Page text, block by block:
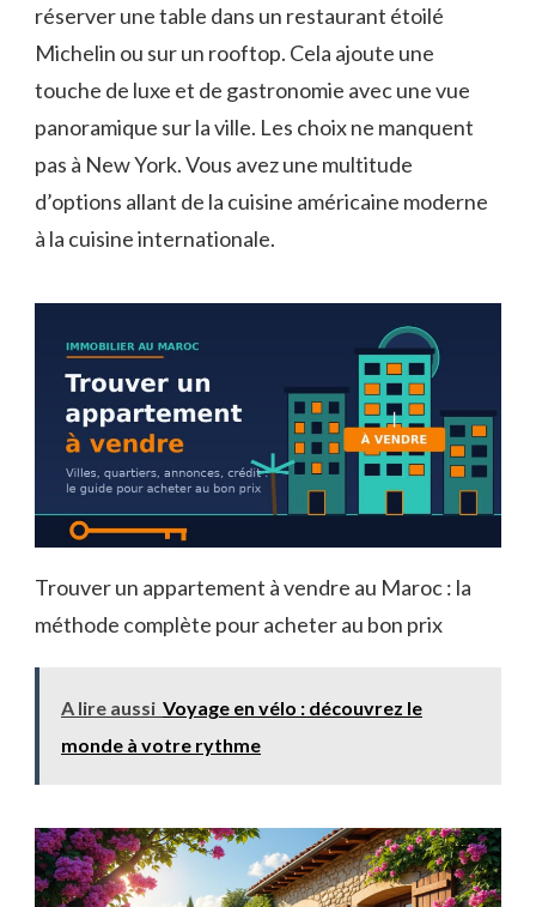
réserver une table dans un restaurant étoilé
Michelin ou sur un rooftop. Cela ajoute une
touche de luxe et de gastronomie avec une vue
panoramique sur la ville. Les choix ne manquent
pas à New York. Vous avez une multitude
d’options allant de la cuisine américaine moderne
à la cuisine internationale.
Trouver un appartement à vendre au Maroc : la
méthode complète pour acheter au bon prix
A lire aussi Voyage en vélo : découvrez le
monde à votre rythme